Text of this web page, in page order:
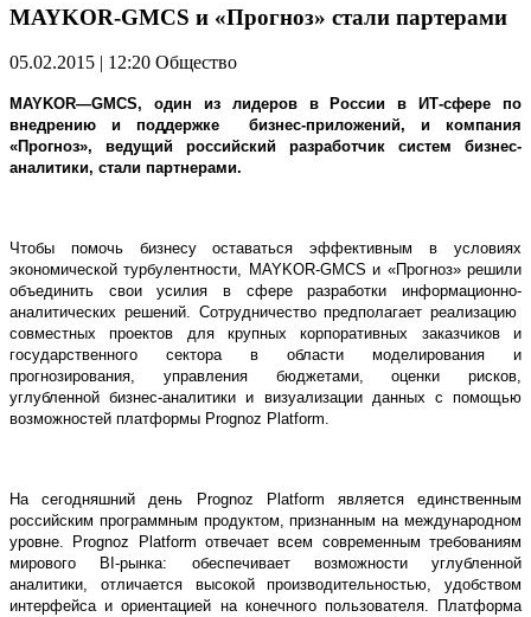
MAYKOR-GMCS и «Прогноз» стали партерами
05.02.2015 | 12:20 Общество
MAYKOR—GMCS, один из лидеров в России в ИТ-сфере по
внедрению и поддержке бизнес-приложений, и компания
«Прогноз», ведущий российский разработчик систем бизнес-
аналитики, стали партнерами.
Чтобы помочь бизнесу оставаться эффективным в условиях
экономической турбулентности, MAYKOR-GMCS и «Прогноз» решили
объединить свои усилия в сфере разработки информационно-
аналитических решений. Сотрудничество предполагает реализацию
совместных проектов для крупных корпоративных заказчиков и
государственного сектора в области моделирования и
прогнозирования, управления бюджетами, оценки рисков,
углубленной бизнес-аналитики и визуализации данных с помощью
возможностей платформы Prognoz Platform.
На сегодняшний день Prognoz Platform является единственным
российским программным продуктом, признанным на международном
уровне. Prognoz Platform отвечает всем современным требованиям
мирового BI-рынка: обеспечивает возможности углубленной
аналитики, отличается высокой производительностью, удобством
интерфейса и ориентацией на конечного пользователя. Платформа